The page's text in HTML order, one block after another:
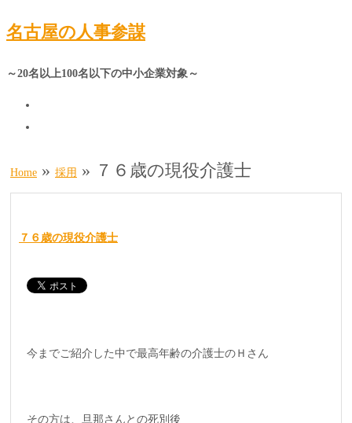
名古屋の人事参謀
～20名以上100名以下の中小企業対象～
Home » 採用 » ７６歳の現役介護士
７６歳の現役介護士
今までご紹介した中で最高年齢の介護士のＨさん
その方は、旦那さんとの死別後